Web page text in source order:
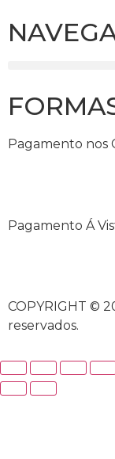
Pagamento nos
Pagamento Á
COPYRIGHT ©
reservados.